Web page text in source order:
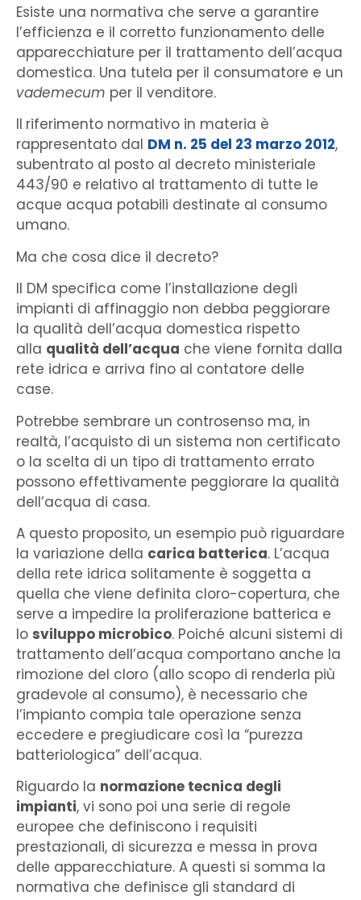
Esiste una normativa che serve a garantire
l’efficienza e il corretto funzionamento delle
apparecchiature per il trattamento dell’acqua
domestica. Una tutela per il consumatore e un
vademecum per il venditore.
Il riferimento normativo in materia è
rappresentato dal DM n. 25 del 23 marzo 2012,
subentrato al posto al decreto ministeriale
443/90 e relativo al trattamento di tutte le
acque acqua potabili destinate al consumo
umano.
Ma che cosa dice il decreto?
Il DM specifica come l’installazione degli
impianti di affinaggio non debba peggiorare
la qualità dell’acqua domestica rispetto
alla qualità dell’acqua che viene fornita dalla
rete idrica e arriva fino al contatore delle
case.
Potrebbe sembrare un controsenso ma, in
realtà, l’acquisto di un sistema non certificato
o la scelta di un tipo di trattamento errato
possono effettivamente peggiorare la qualità
dell’acqua di casa.
A questo proposito, un esempio può riguardare
la variazione della carica batterica. L’acqua
della rete idrica solitamente è soggetta a
quella che viene definita cloro-copertura, che
serve a impedire la proliferazione batterica e
lo sviluppo microbico. Poiché alcuni sistemi di
trattamento dell’acqua comportano anche la
rimozione del cloro (allo scopo di renderla più
gradevole al consumo), è necessario che
l’impianto compia tale operazione senza
eccedere e pregiudicare così la “purezza
batteriologica” dell’acqua.
Riguardo la normazione tecnica degli
impianti, vi sono poi una serie di regole
europee che definiscono i requisiti
prestazionali, di sicurezza e messa in prova
delle apparecchiature. A questi si somma la
normativa che definisce gli standard di